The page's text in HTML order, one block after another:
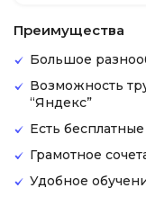
Преимущества
Большое
Возможность
“Яндекс”
Есть
Грамотное
Удобное